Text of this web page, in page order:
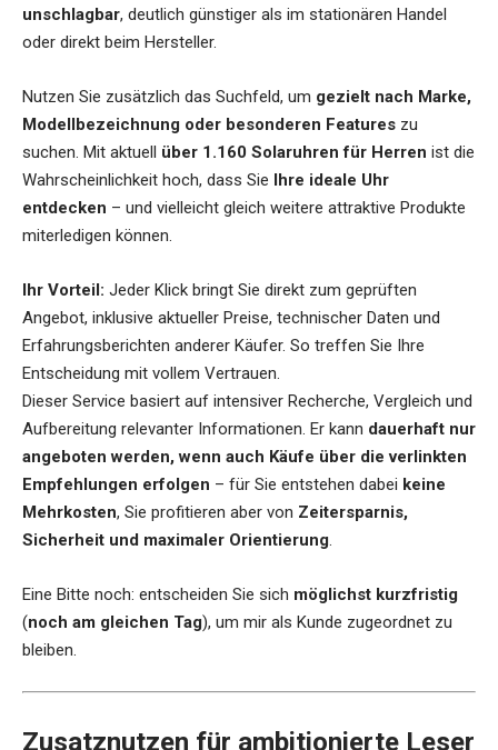
unschlagbar, deutlich günstiger als im stationären Handel
oder direkt beim Hersteller.
Nutzen Sie zusätzlich das Suchfeld, um gezielt nach Marke,
Modellbezeichnung oder besonderen Features zu
suchen. Mit aktuell über 1.160 Solaruhren für Herren ist die
Wahrscheinlichkeit hoch, dass Sie Ihre ideale Uhr
entdecken – und vielleicht gleich weitere attraktive Produkte
miterledigen können.
Ihr Vorteil: Jeder Klick bringt Sie direkt zum geprüften
Angebot, inklusive aktueller Preise, technischer Daten und
Erfahrungsberichten anderer Käufer. So treffen Sie Ihre
Entscheidung mit vollem Vertrauen.
Dieser Service basiert auf intensiver Recherche, Vergleich und
Aufbereitung relevanter Informationen. Er kann dauerhaft nur
angeboten werden, wenn auch Käufe über die verlinkten
Empfehlungen erfolgen – für Sie entstehen dabei keine
Mehrkosten, Sie profitieren aber von Zeitersparnis,
Sicherheit und maximaler Orientierung.
Eine Bitte noch: entscheiden Sie sich möglichst kurzfristig
(noch am gleichen Tag), um mir als Kunde zugeordnet zu
bleiben.
Zusatznutzen für ambitionierte Leser